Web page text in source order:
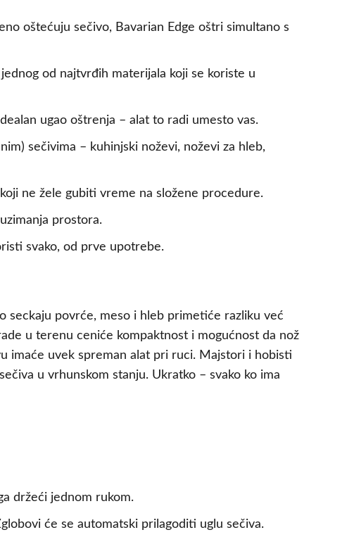
oštećuju sečivo, Bavarian Edge oštri simultano s
od najtvrđih materijala koji se koriste u
ugao oštrenja – alat to radi umesto vas.
sečivima – kuhinjski noževi, noževi za hleb,
ne žele gubiti vreme na složene procedure.
prostora.
svako, od prve upotrebe.
seckaju povrće, meso i hleb primetiće razliku već
u terenu ceniće kompaktnost i mogućnost da nož
imaće uvek spreman alat pri ruci. Majstori i hobisti
u vrhunskom stanju. Ukratko – svako ko ima
držeći jednom rukom.
će se automatski prilagoditi uglu sečiva.